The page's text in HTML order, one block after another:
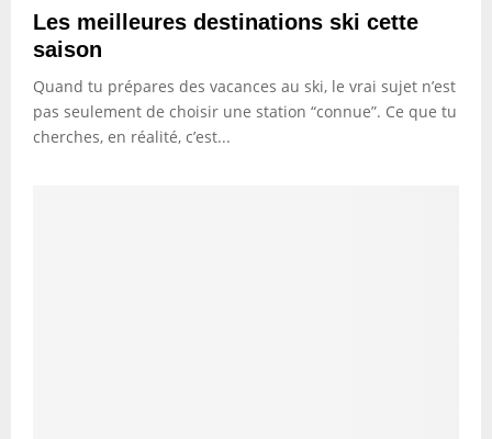
Les meilleures destinations ski cette
saison
Quand tu prépares des vacances au ski, le vrai sujet n’est
pas seulement de choisir une station “connue”. Ce que tu
cherches, en réalité, c’est...